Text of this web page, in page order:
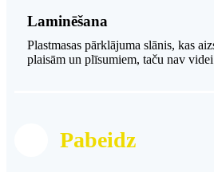
Laminēšana
Plastmasas pārklājuma slānis, kas
plaisām un plīsumiem, taču nav
Pabeidz